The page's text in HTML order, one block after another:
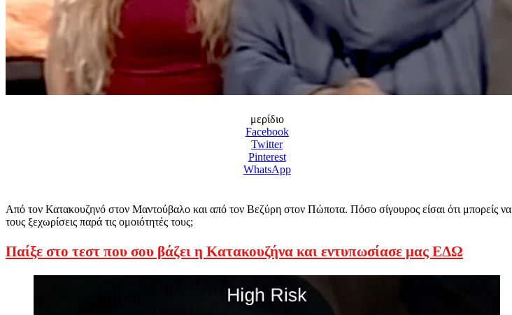
μερίδιο
Facebook
Twitter
Pinterest
WhatsApp
Από τον Κατακουζηνό στον Μαντούβαλο και από τον Βεζύρη στον Πώποτα. Πόσο σίγουρος είσαι ότι μπορείς να
τους ξεχωρίσεις παρά τις ομοιότητές τους;
Παίξε στο τεστ που σου βάζει η Κατακουζήνα και εντυπωσίασε μας ΕΔΩ